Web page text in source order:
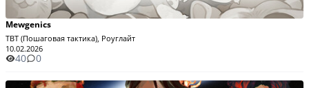
Mewgenics
TBT (Пошаговая тактика), Роуглайт
10.02.2026
40 0